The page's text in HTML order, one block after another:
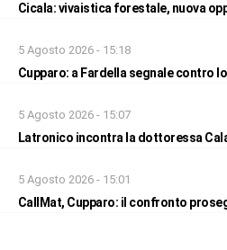
Cicala: vivaistica forestale, nuova
5 Agosto 2026 - 15:18
Cupparo: a Fardella segnale contro
5 Agosto 2026 - 15:07
Latronico incontra la dottoressa
5 Agosto 2026 - 15:01
CallMat, Cupparo: il confronto